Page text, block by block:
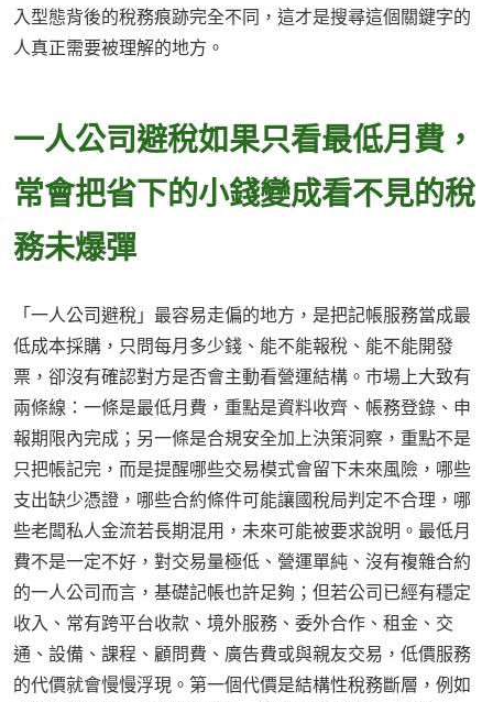
入型態背後的稅務痕跡完全不同，這才是搜尋這個關鍵字的
人真正需要被理解的地方。
一人公司避稅如果只看最低月費，
常會把省下的小錢變成看不見的稅
務未爆彈
「一人公司避稅」最容易走偏的地方，是把記帳服務當成最
低成本採購，只問每月多少錢、能不能報稅、能不能開發
票，卻沒有確認對方是否會主動看營運結構。市場上大致有
兩條線：一條是最低月費，重點是資料收齊、帳務登錄、申
報期限內完成；另一條是合規安全加上決策洞察，重點不是
只把帳記完，而是提醒哪些交易模式會留下未來風險，哪些
支出缺少憑證，哪些合約條件可能讓國稅局判定不合理，哪
些老闆私人金流若長期混用，未來可能被要求說明。最低月
費不是一定不好，對交易量極低、營運單純、沒有複雜合約
的一人公司而言，基礎記帳也許足夠；但若公司已經有穩定
收入、常有跨平台收款、境外服務、委外合作、租金、交
通、設備、課程、顧問費、廣告費或與親友交易，低價服務
的代價就會慢慢浮現。第一個代價是結構性稅務斷層，例如